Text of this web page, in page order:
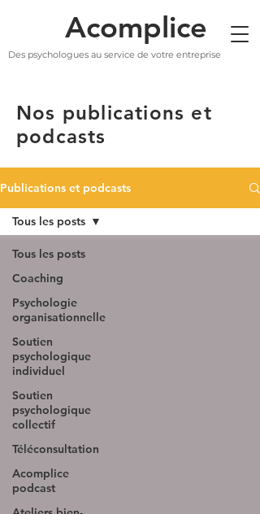
Acomplice
Des psychologues au service de votre entreprise
Nos publications et
podcasts
Publications et podcasts
Tous les posts
Coaching
Psychologie
organisationnelle
Soutien
psychologique
individuel
Soutien
psychologique
collectif
Téléconsultation
Acomplice
podcast
Tous les posts